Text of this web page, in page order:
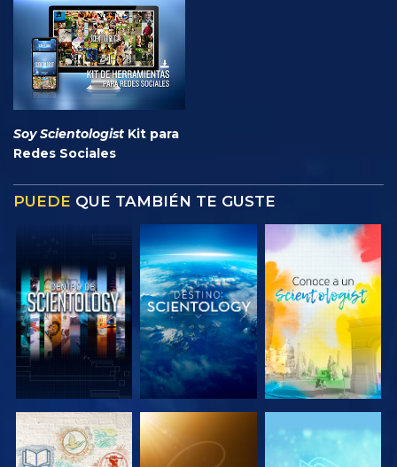
Soy Scientologist Kit para
Redes Sociales
PUEDE QUE TAMBIÉN TE GUSTE
EXPLORA LAS EXPLORA LAS EXPLORA LAS